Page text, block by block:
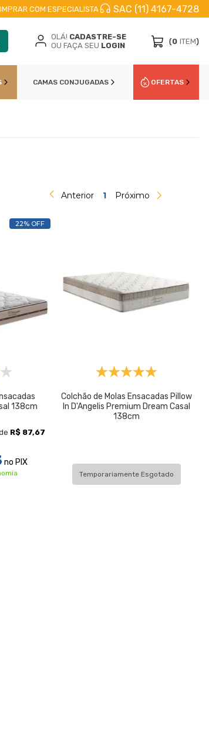
ENVIO IMEDIATO PARCELE EM
COM ESPECIALISTA SAC (11) 4167-4728
OLÁ! CADASTRE-SE
OU FAÇA SEU LOGIN (0 ITEM)
CAMAS CONJUGADAS OFERTAS
Anterior 1 Próximo
22% OFF
138cm
R$ 87,67
no PIX
Colchão de Molas Ensacadas Pillow
In D'Angelis Premium Dream Casal
138cm
Temporariamente Esgotado